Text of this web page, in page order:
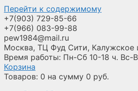
Перейти к содержимому
+7(903) 729-85-66
+7(966) 083-99-88
pew1984@mail.ru
Москва, ТЦ Фуд Сити, Калужское
Время работы: Пн-Сб 10-18 ч.
Корзина
Товаров: 0 на сумму 0 руб.